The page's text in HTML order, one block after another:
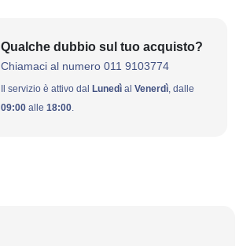
Qualche dubbio sul tuo acquisto?
Chiamaci al numero 011 9103774
Il servizio è attivo dal Lunedì al Venerdì, dalle
09:00 alle 18:00.